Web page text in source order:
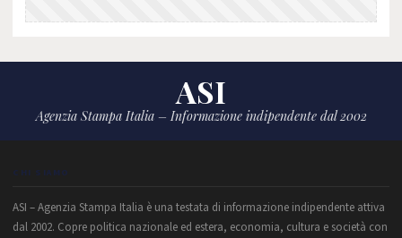
ASI
Agenzia Stampa Italia – Informazione indipendente dal 2002
CHI SIAMO
ASI – Agenzia Stampa Italia è una testata di informazione indipendente attiva
dal 2002. Copre politica nazionale ed estera, economia, cultura e società con